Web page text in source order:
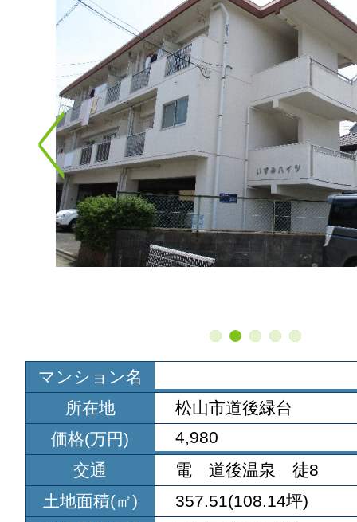
マンション名
所在地
松山市道後緑台
価格(万円)
4,980
交通
電 道後温泉 徒8
土地面積(㎡)
357.51(108.14坪)